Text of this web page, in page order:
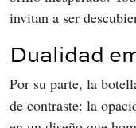
invitan a ser
Dualidad
Por su parte, la
de contraste: la